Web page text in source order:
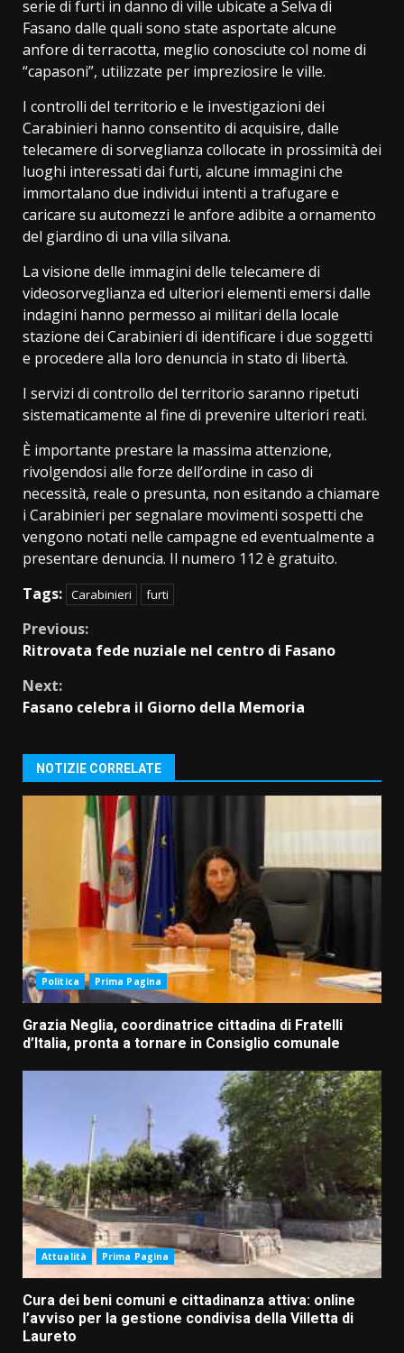
serie di furti in danno di ville ubicate a Selva di
Fasano dalle quali sono state asportate alcune
anfore di terracotta, meglio conosciute col nome di
“capasoni”, utilizzate per impreziosire le ville.
I controlli del territorio e le investigazioni dei
Carabinieri hanno consentito di acquisire, dalle
telecamere di sorveglianza collocate in prossimità dei
luoghi interessati dai furti, alcune immagini che
immortalano due individui intenti a trafugare e
caricare su automezzi le anfore adibite a ornamento
del giardino di una villa silvana.
La visione delle immagini delle telecamere di
videosorveglianza ed ulteriori elementi emersi dalle
indagini hanno permesso ai militari della locale
stazione dei Carabinieri di identificare i due soggetti
e procedere alla loro denuncia in stato di libertà.
I servizi di controllo del territorio saranno ripetuti
sistematicamente al fine di prevenire ulteriori reati.
È importante prestare la massima attenzione,
rivolgendosi alle forze dell’ordine in caso di
necessità, reale o presunta, non esitando a chiamare
i Carabinieri per segnalare movimenti sospetti che
vengono notati nelle campagne ed eventualmente a
presentare denuncia. Il numero 112 è gratuito.
Tags: Carabinieri furti
Continue
Previous:
Ritrovata fede nuziale nel centro di Fasano
Next:
Fasano celebra il Giorno della Memoria
NOTIZIE CORRELATE
Politica Prima Pagina
Grazia Neglia, coordinatrice cittadina di Fratelli
d’Italia, pronta a tornare in Consiglio comunale
Attualità Prima Pagina
Cura dei beni comuni e cittadinanza attiva: online
l’avviso per la gestione condivisa della Villetta di
Laureto